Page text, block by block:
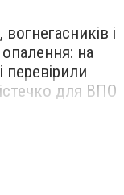
і
опалення: на
перевірили
для ВПО